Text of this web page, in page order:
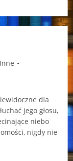
Inne
dla
jego głosu,
niebo
nigdy nie